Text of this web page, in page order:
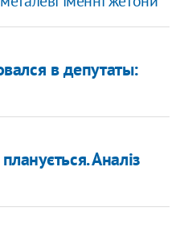
в депутаты:
Аналіз